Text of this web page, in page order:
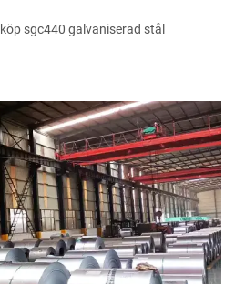
köp sgc440 galvaniserad stål